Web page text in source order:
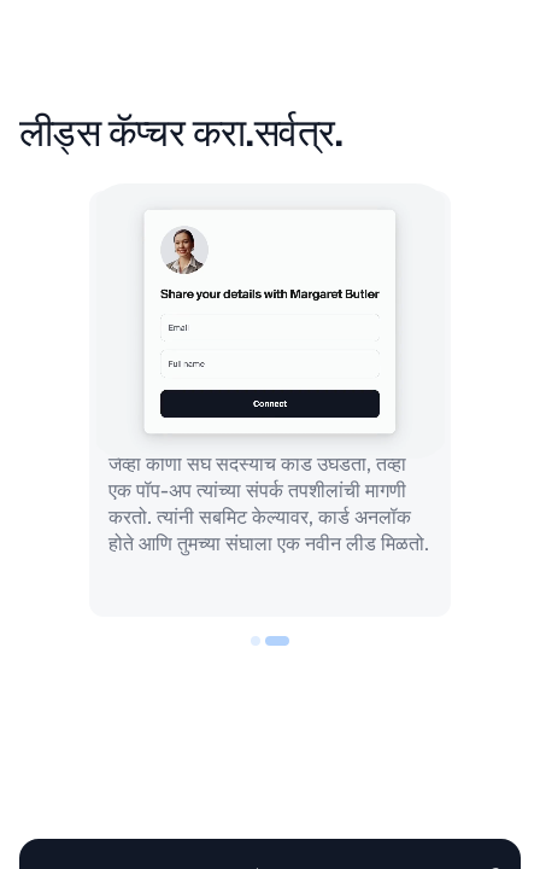
लीड्स कॅप्चर करा.सर्वत्र.
जेव्हा कोणी संघ सदस्याचे कार्ड उघडतो, तेव्हा
एक पॉप-अप त्यांच्या संपर्क तपशीलांची मागणी
करतो. त्यांनी सबमिट केल्यावर, कार्ड अनलॉक
होते आणि तुमच्या संघाला एक नवीन लीड मिळतो.